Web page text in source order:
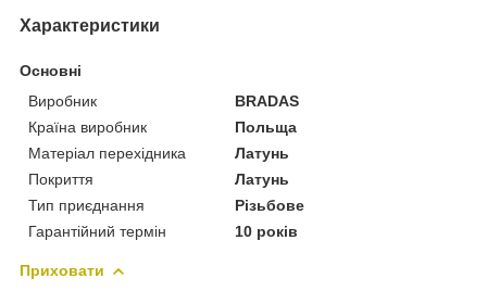
Характеристики
Основні
Виробник
BRADAS
Країна виробник
Польща
Матеріал перехідника
Латунь
Покриття
Латунь
Тип приєднання
Різьбове
Гарантійний термін
10 років
Приховати